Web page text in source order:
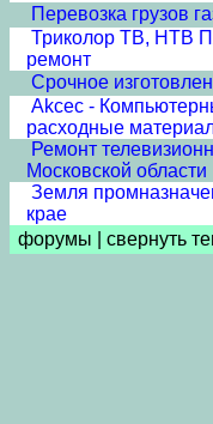
Перевозка грузов
Триколор ТВ, НТВ
ремонт
Срочное
Akcec -
расходные
Ремонт
Московской области
Земля
крае
форумы
свернуть